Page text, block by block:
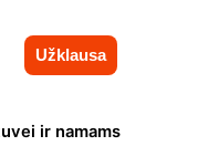
Užklausa
ir namams